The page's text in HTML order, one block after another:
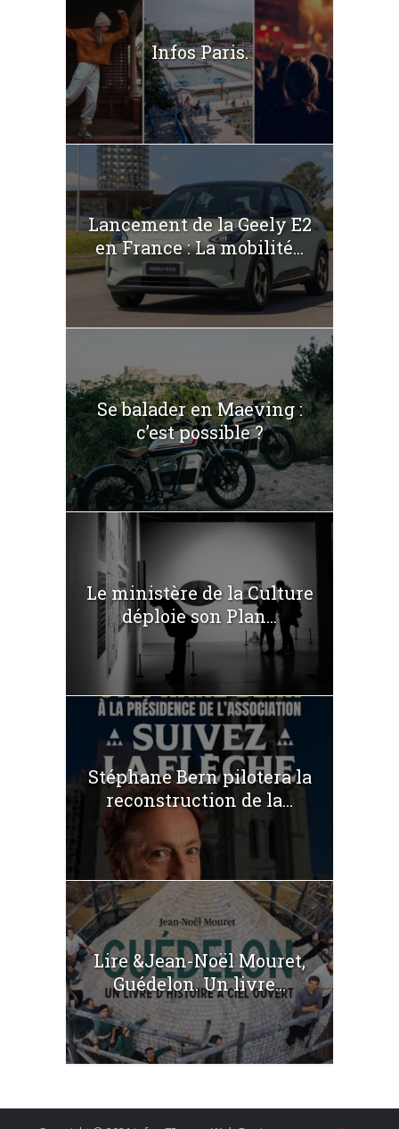
Infos Paris.
Lancement de la Geely E2
en France : La mobilité...
Se balader en Maeving :
c’est possible ?
Le ministère de la Culture
déploie son Plan...
Stéphane Bern pilotera la
reconstruction de la...
Lire &Jean-Noël Mouret,
Guédelon. Un livre...